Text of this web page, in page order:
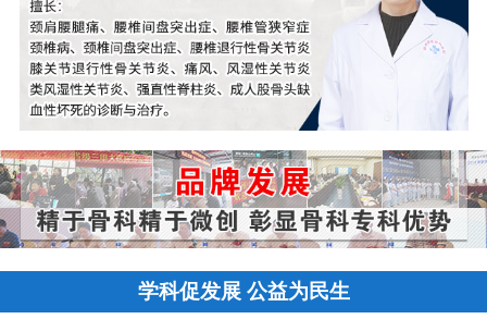
学科促发展 公益为民生